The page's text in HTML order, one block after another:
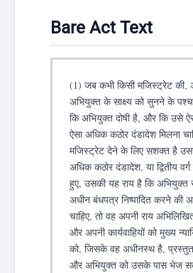
Bare Act Text
(1) जब कभी किसी मजिस्ट्रेट की,
अभियुक्त के साक्ष्य को सुनने के
कि अभियुक्त दोषी है, और कि उसे
ऐसा अधिक कठोर दंडादेश मिलना
मजिस्ट्रेट देने के लिए सशक्त है
अधिक कठोर दंडादेश, या द्वितीय
हुए, उसकी यह राय है कि अभियुक्त
अधीन बंधपत्र निष्पादित करने की
चाहिए, तो वह अपनी राय
और अपनी कार्यवाहियों को मुख्य
को, जिसके वह अधीनस्थ है,
और अभियुक्त को उसके पास भेज